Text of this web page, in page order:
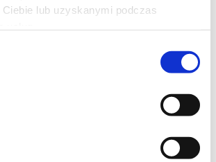
lub uzyskanymi podczas
filmie Disneya i Pixara „Toy Story 5”, w
technologia. Buzz, Chudy, Jessie i
zadanie, gdy przychodzi im zmierzyć się
Kenna Harris, a producentem Lindsey
Story 5” odbędzie się tylko w kinach, 19